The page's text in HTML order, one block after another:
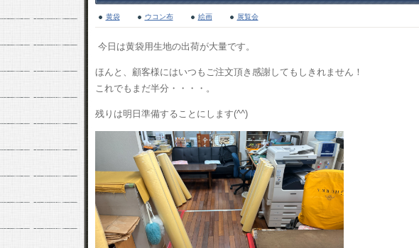
黄袋 ウコン布 絵画 展覧会
今日は黄袋用生地の出荷が大量です。
ほんと、顧客様にはいつもご注文頂き感謝してもしきれません！
これでもまだ半分・・・・。
残りは明日準備することにします(^^)